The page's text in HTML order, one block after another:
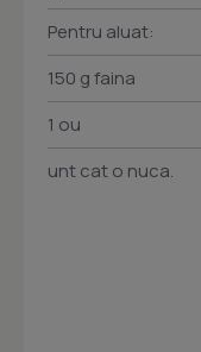
Pentru aluat:
150 g faina
1 ou
unt cat o nuca.